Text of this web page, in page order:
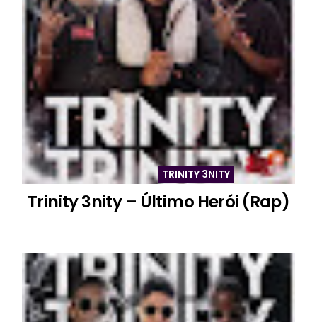
TRINITY 3NITY
Trinity 3nity – Último Herói (Rap)